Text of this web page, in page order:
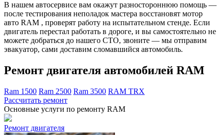
В нашем автосервисе вам окажут разностороннюю помощь —
после тестирования неполадок мастера восстановят мотор
авто RAM , проверят работу на испытательном стенде. Если
двигатель перестал работать в дороге, и вы самостоятельно не
можете добраться до нашего СТО, звоните — мы отправим
эвакуатор, сами доставим сломавшийся автомобиль.
Ремонт двигателя автомобилей RAM
Ram 1500 Ram 2500 Ram 3500 RAM TRX
Рассчитать ремонт
Основные услуги по ремонту RAM
Ремонт двигателя